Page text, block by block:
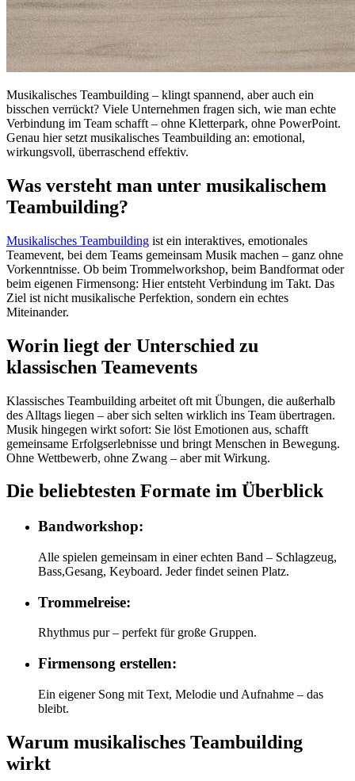
Musikalisches Teambuilding – klingt spannend, aber auch ein
bisschen verrückt? Viele Unternehmen fragen sich, wie man echte
Verbindung im Team schafft – ohne Kletterpark, ohne PowerPoint.
Genau hier setzt musikalisches Teambuilding an: emotional,
wirkungsvoll, überraschend effektiv.
Was versteht man unter musikalischem
Teambuilding?
Musikalisches Teambuilding ist ein interaktives, emotionales
Teamevent, bei dem Teams gemeinsam Musik machen – ganz ohne
Vorkenntnisse. Ob beim Trommelworkshop, beim Bandformat oder
beim eigenen Firmensong: Hier entsteht Verbindung im Takt. Das
Ziel ist nicht musikalische Perfektion, sondern ein echtes
Miteinander.
Worin liegt der Unterschied zu
klassischen Teamevents
Klassisches Teambuilding arbeitet oft mit Übungen, die außerhalb
des Alltags liegen – aber sich selten wirklich ins Team übertragen.
Musik hingegen wirkt sofort: Sie löst Emotionen aus, schafft
gemeinsame Erfolgserlebnisse und bringt Menschen in Bewegung.
Ohne Wettbewerb, ohne Zwang – aber mit Wirkung.
Die beliebtesten Formate im Überblick
Bandworkshop:
Alle spielen gemeinsam in einer echten Band – Schlagzeug,
Bass,Gesang, Keyboard. Jeder findet seinen Platz.
Trommelreise:
Rhythmus pur – perfekt für große Gruppen.
Firmensong erstellen:
Ein eigener Song mit Text, Melodie und Aufnahme – das
bleibt.
Warum musikalisches Teambuilding
wirkt